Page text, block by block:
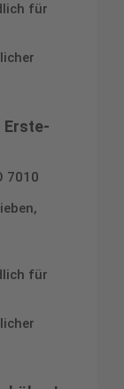
für
Erste-
7010
für